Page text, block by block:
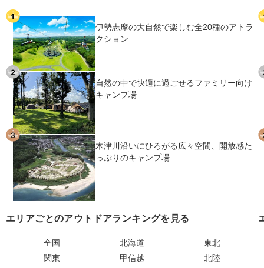
伊勢志摩の大自然で楽しむ全20種のアトラ
クション
自然の中で快適に過ごせるファミリー向け
キャンプ場
木津川沿いにひろがる広々空間、開放感た
っぷりのキャンプ場
エリアごとのアウトドアランキングを見る
全国 北海道
東北
関東
甲信越
北陸